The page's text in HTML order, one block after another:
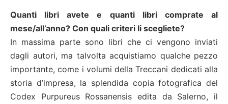
Quanti libri avete e quanti libri comprate al
mese/all’anno? Con quali criteri li scegliete?
In massima parte sono libri che ci vengono inviati
dagli autori, ma talvolta acquistiamo qualche pezzo
importante, come i volumi della Treccani dedicati alla
storia d’impresa, la splendida copia fotografica del
Codex Purpureus Rossanensis edita da Salerno, il